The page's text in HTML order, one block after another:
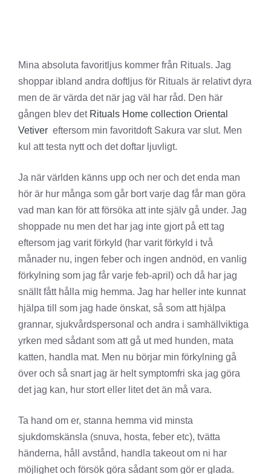
Mina absoluta favoritljus kommer från Rituals. Jag
shoppar ibland andra doftljus för Rituals är relativt dyra
men de är värda det när jag väl har råd. Den här
gången blev det Rituals Home collection Oriental
Vetiver eftersom min favoritdoft Sakura var slut. Men
kul att testa nytt och det doftar ljuvligt.
Ja när världen känns upp och ner och det enda man
hör är hur många som går bort varje dag får man göra
vad man kan för att försöka att inte själv gå under. Jag
shoppade nu men det har jag inte gjort på ett tag
eftersom jag varit förkyld (har varit förkyld i två
månader nu, ingen feber och ingen andnöd, en vanlig
förkylning som jag får varje feb-april) och då har jag
snällt fått hålla mig hemma. Jag har heller inte kunnat
hjälpa till som jag hade önskat, så som att hjälpa
grannar, sjukvårdspersonal och andra i samhällviktiga
yrken med sådant som att gå ut med hunden, mata
katten, handla mat. Men nu börjar min förkylning gå
över och så snart jag är helt symptomfri ska jag göra
det jag kan, hur stort eller litet det än må vara.
Ta hand om er, stanna hemma vid minsta
sjukdomskänsla (snuva, hosta, feber etc), tvätta
händerna, håll avstånd, handla takeout om ni har
möjlighet och försök göra sådant som gör er glada.